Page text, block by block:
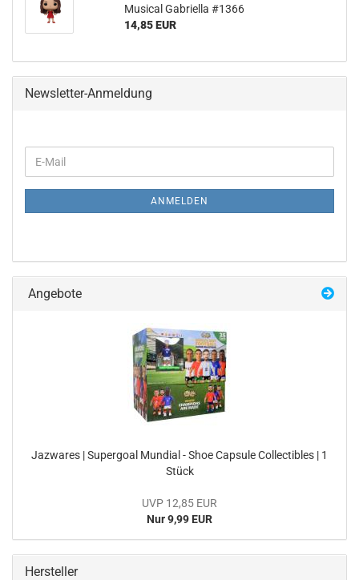
Mu­si­cal Ga­bri­el­la #1366
14,85 EUR
Newsletter-Anmeldung
ZUR
E-
Mail
ANMELDEN
Angebote
Jaz­wa­res | Su­per­goal Mun­di­al - Shoe Cap­su­le Collec­ti­bles | 1
Stück
UVP 12,85 EUR
Nur 9,99 EUR
Hersteller